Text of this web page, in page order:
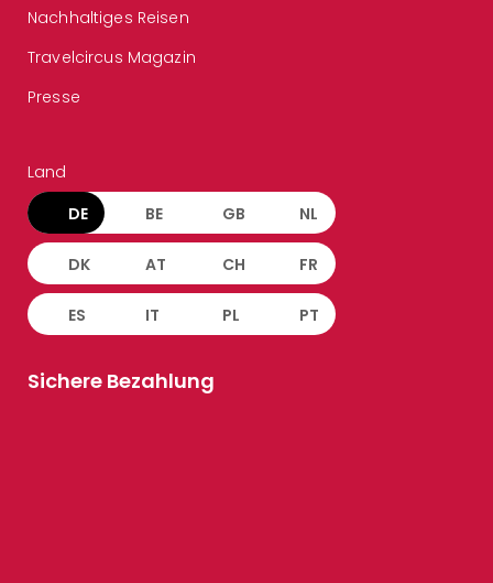
Nachhaltiges Reisen
Travelcircus Magazin
Presse
Land
DE BE GB NL
DK AT CH FR
ES IT PL PT
Sichere Bezahlung